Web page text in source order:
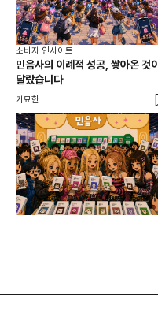
소비자 인사이트
민음사의 이례적 성공, 쌓아온 것이
달랐습니다
기묘한